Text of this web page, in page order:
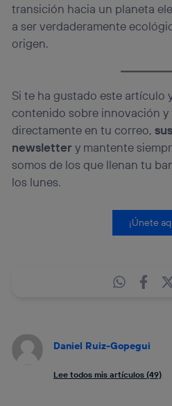
transición hacia un planeta
a ser verdaderamente
origen.
Si te ha gustado este artículo
contenido sobre innovación
directamente en tu correo,
newslettery mantente
somos de los que llenan tu
los lunes.
¡Únete
Daniel Ruiz-Gopegui
Lee todos mis artículos (49)